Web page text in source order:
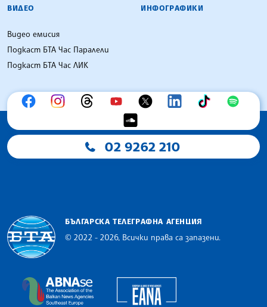
ВИДЕО
Видео емисия
Подкаст БТА Час Паралели
Подкаст БТА Час ЛИК
ИНФОГРАФИКИ
02 9262 210
БЪЛГАРСКА ТЕЛЕГРАФНА АГЕНЦИЯ
© 2022 - 2026, Всички права са запазени.
The Assocoation of the Balkan News Agencies